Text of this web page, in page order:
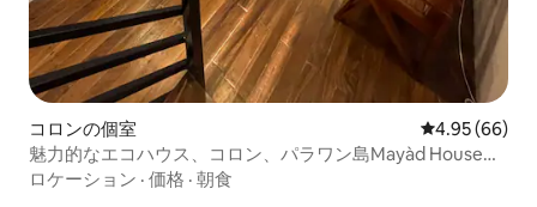
コロンの個室 レビュー66
4.95 (66)
魅力的なエコハウス、コロン、パラワン島Mayàd House
201
ロケーション · 価格 · 朝食